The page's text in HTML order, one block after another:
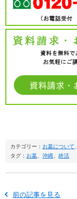
カテゴリー： お墓について
タグ： お墓 、沖縄 、終活
前の記事を見る